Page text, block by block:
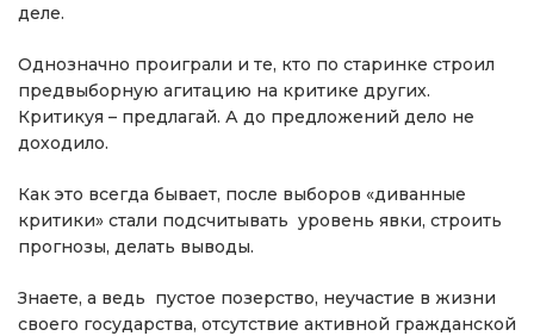
деле.
Однозначно проиграли и те, кто по старинке строил
предвыборную агитацию на критике других.
Критикуя – предлагай. А до предложений дело не
доходило.
Как это всегда бывает, после выборов «диванные
критики» стали подсчитывать уровень явки, строить
прогнозы, делать выводы.
Знаете, а ведь пустое позерство, неучастие в жизни
своего государства, отсутствие активной гражданской